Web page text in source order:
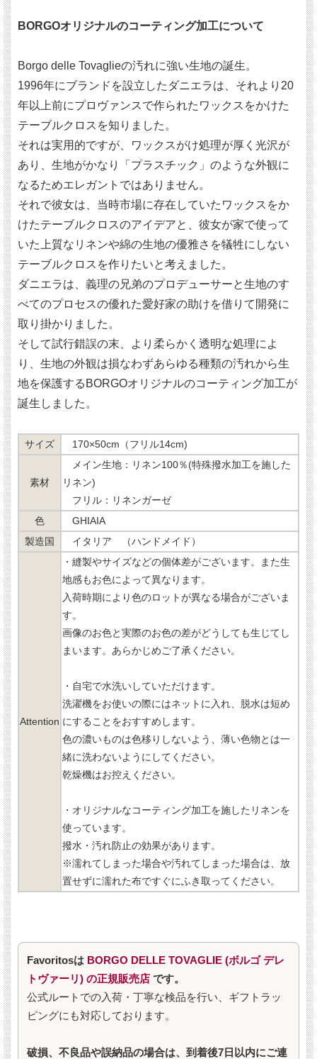
BORGOオリジナルのコーティング加工について
Borgo delle Tovaglieの汚れに強い生地の誕生。
1996年にブランドを設立したダニエラは、それより20
年以上前にプロヴァンスで作られたワックスをかけた
テーブルクロスを知りました。
それは実用的ですが、ワックスがけ処理が厚く光沢が
あり、生地がかなり「プラスチック」のような外観に
なるためエレガントではありません。
それで彼女は、当時市場に存在していたワックスをか
けたテーブルクロスのアイデアと、彼女が家で使って
いた上質なリネンや綿の生地の優雅さを犠牲にしない
テーブルクロスを作りたいと考えました。
ダニエラは、義理の兄弟のプロデューサーと生地のす
べてのプロセスの優れた愛好家の助けを借りて開発に
取り掛かりました。
そして試行錯誤の末、より柔らかく透明な処理によ
り、生地の外観は損なわずあらゆる種類の汚れから生
地を保護するBORGOオリジナルのコーティング加工が
誕生しました。
サイズ 170×50cm（フリル14cm)
素材
メイン生地：リネン100％(特殊撥水加工を施した
リネン)
フリル：リネンガーゼ
色
GHIAIA
製造国
イタリア （ハンドメイド）
Attention
・縫製やサイズなどの個体差がございます。また生
地感もお色によって異なります。
入荷時期により色のロットが異なる場合がございま
す。
画像のお色と実際のお色の差がどうしても生じてし
まいます。あらかじめご了承ください。
・自宅で水洗いしていただけます。
洗濯機をお使いの際にはネットに入れ、脱水は短め
にすることをおすすめします。
色の濃いものは色移りしないよう、薄い色物とは一
緒に洗わないようにしてください。
乾燥機はお控えください。
・オリジナルなコーティング加工を施したリネンを
使っています。
撥水・汚れ防止の効果があります。
※濡れてしまった場合や汚れてしまった場合は、放
置せずに濡れた布ですぐにふき取ってください。
Favoritosは BORGO DELLE TOVAGLIE (ボルゴ デレ
トヴァーリ) の正規販売店 です。
公式ルートでの入荷・丁寧な検品を行い、ギフトラッ
ピングにも対応しております。
破損、不良品や誤納品の場合は、到着後7日以内にご連